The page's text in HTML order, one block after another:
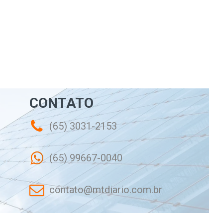
CONTATO
(65) 3031-2153
(65) 99667-0040
contato@mtdiario.com.br